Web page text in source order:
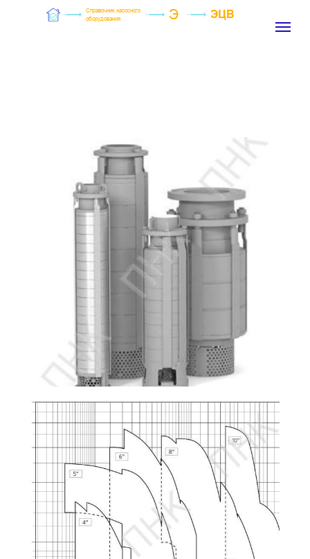
Справочник насосного
оборудования
Э ЭЦВ